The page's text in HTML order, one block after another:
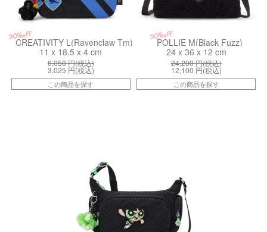
50%off
CREATIVITY L(Ravenclaw Tm)
11 x 18.5 x 4 cm
6,050円(税込)
3,025 円(税込)
この商品を探す
50%off
POLLIE M(Black Fuzz)
24 x 36 x 12 cm
24,200円(税込)
12,100 円(税込)
この商品を探す